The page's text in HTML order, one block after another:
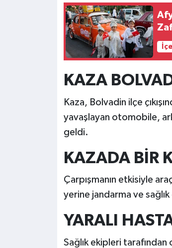
KAZA
Kaza, Bolvadin ilçe
yavaşlayan otomobile,
geldi.
KAZADA BİR
Çarpışmanın etkisiyle
yerine jandarma ve
YARALI
Sağlık ekipleri tarafından